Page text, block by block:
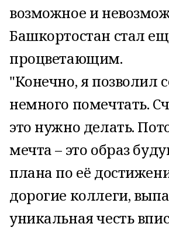
возможное и
Башкортостан стал
процветающим.
"Конечно, я позволил
немного помечтать.
это нужно делать.
мечта – это образ
плана по её
дорогие коллеги,
уникальная честь